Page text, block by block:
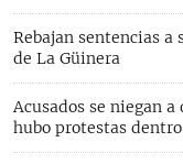
Rebajan sentencias a
de La Güinera
Acusados se niegan
hubo protestas